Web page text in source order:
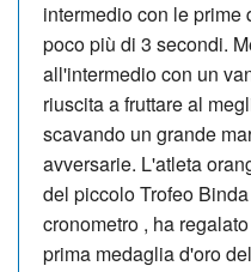
intermedio con le prime
poco più di 3 secondi.
all'intermedio con un
riuscita a fruttare al
scavando un grande
avversarie. L'atleta
del piccolo Trofeo
cronometro , ha
prima medaglia d'oro